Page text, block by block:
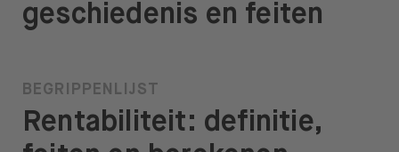
geschiedenis en feiten
BEGRIPPENLIJST
Rentabiliteit: definitie,